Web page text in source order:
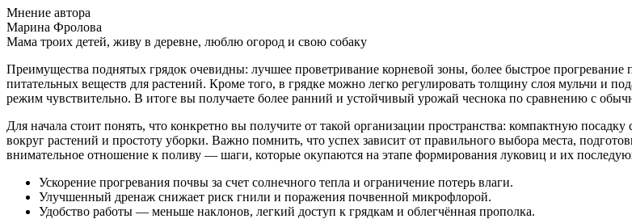
Мнение автора
Марина Фролова
Мама троих детей, живу в деревне, люблю огород и свою собаку
Преимущества поднятых грядок очевидны: лучшее проветривание корневой зоны, более быстрое
питательных веществ для растений. Кроме того, в грядке можно легко регулировать толщину слоя мульчи и
режим чувствительно. В итоге вы получаете более ранний и устойчивый урожай чеснока по сравнению с
Для начала стоит понять, что конкретно вы получите от такой организации пространства: компактную
вокруг растений и простоту уборки. Важно помнить, что успех зависит от правильного выбора места,
внимательное отношение к поливу — шаги, которые окупаются на этапе формирования луковиц и их
Ускорение прогревания почвы за счет солнечного тепла и ограничение потерь влаги.
Улучшенный дренаж снижает риск гнили и поражения почвенной микрофлорой.
Удобство работы — меньше наклонов, легкий доступ к грядкам и облегчённая прополка.